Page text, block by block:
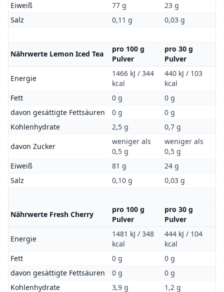
Eiweiß
77 g
23 g
Salz
0,11 g 0,03 g
Nährwerte Lemon Iced Tea
pro 100 g
Pulver
pro 30 g
Pulver
Energie
1466 kJ / 344
kcal
440 kJ / 103
kcal
Fett
0 g
0 g
davon gesättigte Fettsäuren
0 g
0 g
Kohlenhydrate
2,5 g 0,7 g
davon Zucker
weniger als
0,5 g
weniger als
0,5 g
Eiweiß
81 g
24 g
Salz
0,10 g 0,03 g
Nährwerte Fresh Cherry
pro 100 g
Pulver
pro 30 g
Pulver
Energie
1481 kJ / 348
kcal
444 kJ / 104
kcal
Fett
0 g
0 g
davon gesättigte Fettsäuren
0 g
0 g
Kohlenhydrate
3,9 g 1,2 g